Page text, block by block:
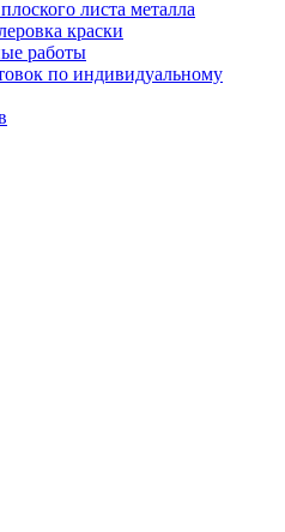
листа металла
краски
работы
по индивидуальному